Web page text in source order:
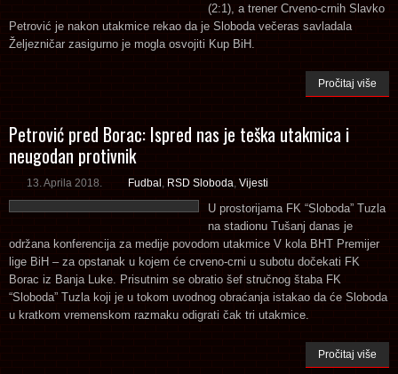
(2:1), a trener Crveno-crnih Slavko
Petrović je nakon utakmice rekao da je Sloboda večeras savladala
Željezničar zasigurno je mogla osvojiti Kup BiH.
Pročitaj više
Petrović pred Borac: Ispred nas je teška utakmica i
neugodan protivnik
13. Aprila 2018. Fudbal RSD Sloboda Vijesti
U prostorijama FK “Sloboda” Tuzla
na stadionu Tušanj danas je
održana konferencija za medije povodom utakmice V kola BHT Premijer
lige BiH – za opstanak u kojem će crveno-crni u subotu dočekati FK
Borac iz Banja Luke. Prisutnim se obratio šef stručnog štaba FK
“Sloboda” Tuzla koji je u tokom uvodnog obraćanja istakao da će Sloboda
u kratkom vremenskom razmaku odigrati čak tri utakmice.
Pročitaj više